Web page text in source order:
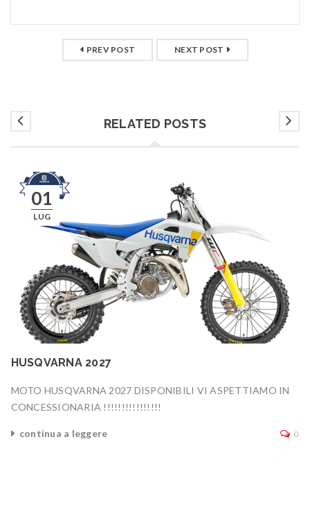
PREV POST NEXT POST
RELATED POSTS
01
LUG
HUSQVARNA 2027
MOTO HUSQVARNA 2027 DISPONIBILI VI ASPETTIAMO IN
CONCESSIONARIA !!!!!!!!!!!!!!!!
continua a leggere 0